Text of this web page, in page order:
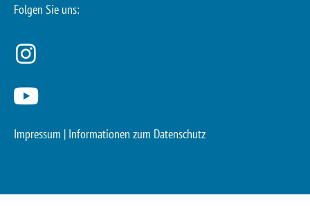
Folgen Sie uns:
Impressum | Informationen zum Datenschutz